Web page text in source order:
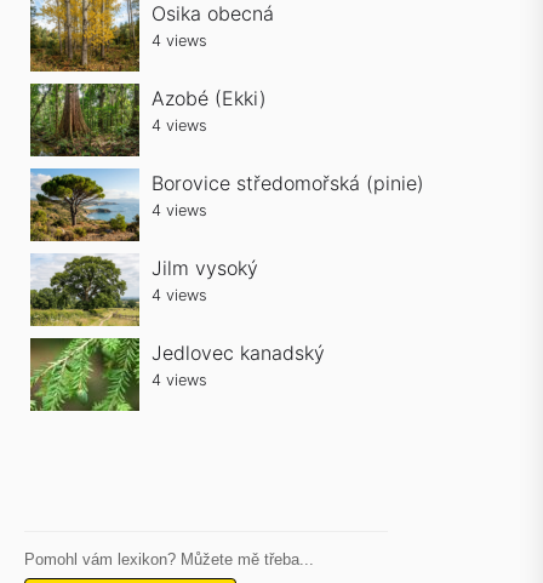
Osika obecná
4 views
Azobé (Ekki)
4 views
Borovice středomořská (pinie)
4 views
Jilm vysoký
4 views
Jedlovec kanadský
4 views
Pomohl vám lexikon? Můžete mě třeba...